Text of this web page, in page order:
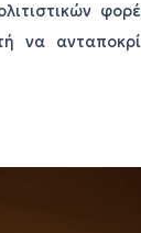
να